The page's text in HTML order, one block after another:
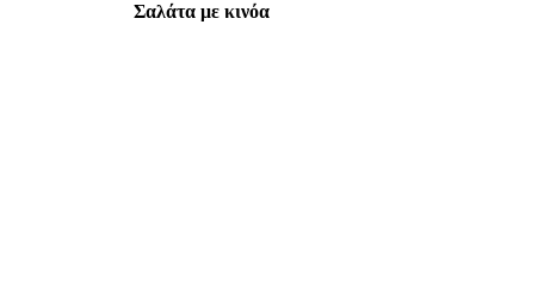
Σαλάτα με κινόα